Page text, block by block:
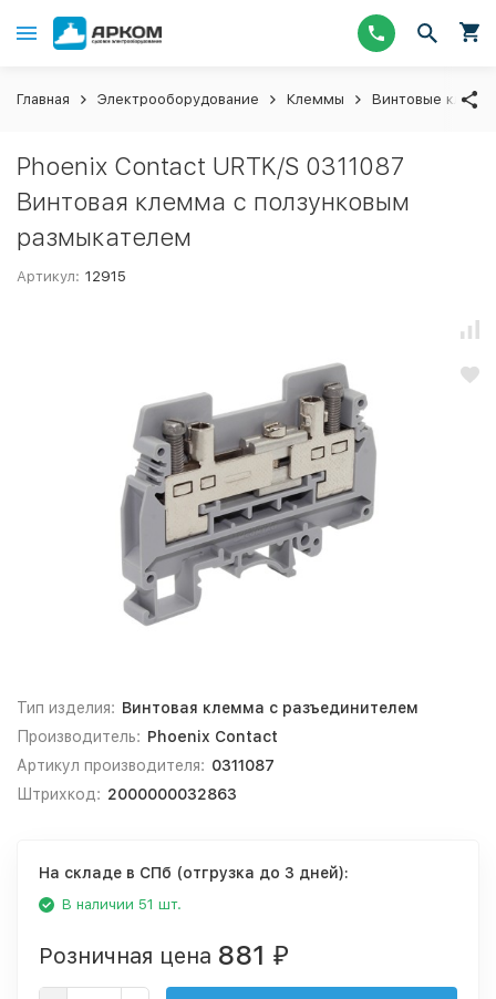
Главная Электрооборудование Клеммы Винтовые
Phoenix Contact URTK/S 0311087
Винтовая клемма с ползунковым
размыкателем
Артикул: 12915
Тип изделия: Винтовая клемма с разъединителем
Производитель: Phoenix Contact
Артикул производителя: 0311087
Штрихкод: 2000000032863
На складе в СПб (отгрузка до 3 дней):
В наличии 51 шт.
Розничная цена 881 ₽